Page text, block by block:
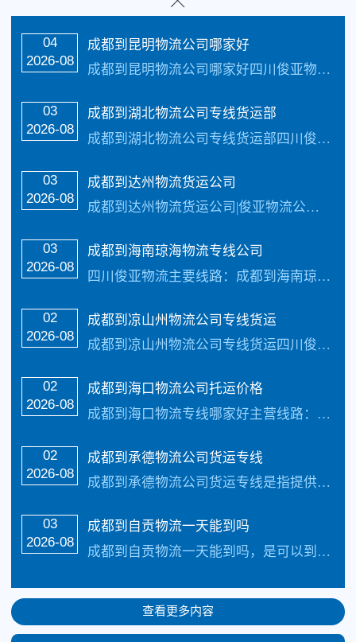
04
2026-08
成都到昆明物流公司哪家好
成都到昆明物流公司哪家好四川俊亚物流主要线路：成都到昆明物流公司全境直达专线，天天发车24小时服务热线电话：（133-5002-3601）2-3天可以安全把货物送货到以下地址：昆明、玉溪、曲靖、昭通、保山、丽江、临沧、普洱；18个县级市：大理市、楚雄市、安宁市、宣威市、澄江市、水富市、腾冲市、芒市、瑞丽市、泸水市、香格...…
03
2026-08
成都到湖北物流公司专线货运部
成都到湖北物流公司专线货运部四川俊亚物流主要线路：成都到湖北物流公司全境直达专线，天天发车24小时服务热线电话：（133-5002-3601）2-3天可以安全把货物送货到以下地址：武汉市、黄石市、十堰市、荆州市、宜昌市、襄樊市、鄂州市、荆门市、孝感市、黄冈市、咸宁市、随州市。 1个自治州：恩施土家族苗族自治州。 24个...…
03
2026-08
成都到达州物流货运公司
成都到达州物流货运公司|俊亚物流公司电话:133-5002-3601承接货物运输:整车，零担专线物流运输及大件运输，轿车托运，家具运输，行李运输、长短途搬家、轮船运输、私家车托运，整车零担物流、长短途货运、物流仓储、家电托运、电动车托运、酒水托运，提供上门接货，天天发车！成都到达州物流专线公司整车运输是为多批量、大批次...…
03
2026-08
成都到海南琼海物流专线公司
四川俊亚物流主要线路：成都到海南琼海物流专线公司全境直达专线，天天发车24小时服务热线电话：（133-5002-3601）2-3天可以安全把货物送货到以下地址：海口市、三亚市、三沙市、儋州市、五指山市、文昌市、琼海市、万宁市、东方市致力于打造最优质的成都到海南物流公司专线服务。 成都到海南琼海物流专...…
02
2026-08
成都到凉山州物流公司专线货运
成都到凉山州物流公司专线货运四川俊亚物流主要线路：成都到凉山州物流全境直达专线，【简单快捷，专线直达，天天发车 】天天发车24小时服务热线电话：（133-5002-3601）2-3天可以安全把货物送货到以下地址：西昌市 、盐源县、德昌县、会理县、会东县、宁南县、普格县、布拖县、金阳县、昭觉县、喜德县、冕宁县、越西县、甘...…
02
2026-08
成都到海口物流公司托运价格
成都到海口物流专线哪家好主营线路：成都到海口物流专线公司。每天发车，三到4天可以安全把货物送货到以下地址：海南、三沙、三亚、海口、五指山 、文昌、万宁、东方、白沙、定安、屯昌、临高、保亭、昌江、乐东承接:全国整车货物、零担货物、搬家、搬厂、大件运输、轿车托运以及各种机械设备运输，提供上门接货。成都到海口物流专线公司公司...…
02
2026-08
成都到承德物流公司货运专线
成都到承德物流公司货运专线是指提供从成都到承德的货物运输服务的公司。四川俊亚物流主要线路：成都到承德物流全境直达专线，【简单快捷，专线直达，天天发车】天天发车2…
03
2026-08
成都到自贡物流一天能到吗
成都到自贡物流一天能到吗，是可以到达的当天发车，第二就可以安全到达四川俊亚物流主要线路：成都到自贡物流公司全境直达专线，天天发车24小时服务热线电话：（133-5002-3601）1-2天可以安全把货物送货到以下地址：大安区，自流井区，贡井区，沿滩区，荣县，富顺县致力于打造最优质的成都到自贡物流公司专线服务。 ...…
查看更多内容